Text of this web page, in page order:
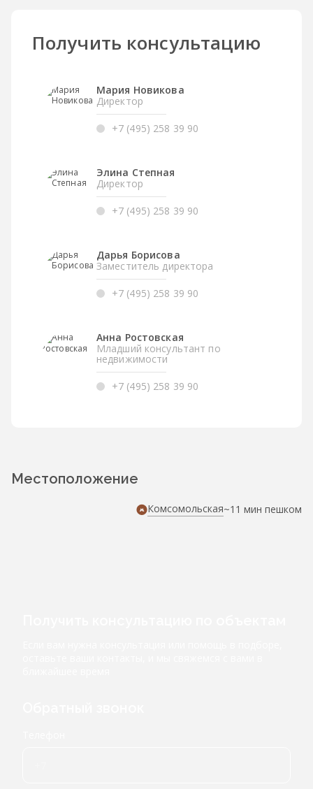
Получить консультацию
Мария Новикова
Директор
+7 (495) 258 39 90
Элина Степная
Директор
+7 (495) 258 39 90
Дарья Борисова
Заместитель директора
+7 (495) 258 39 90
Анна Ростовская
Младший консультант по
недвижимости
+7 (495) 258 39 90
Местоположение
Комсомольская~11 мин пешком